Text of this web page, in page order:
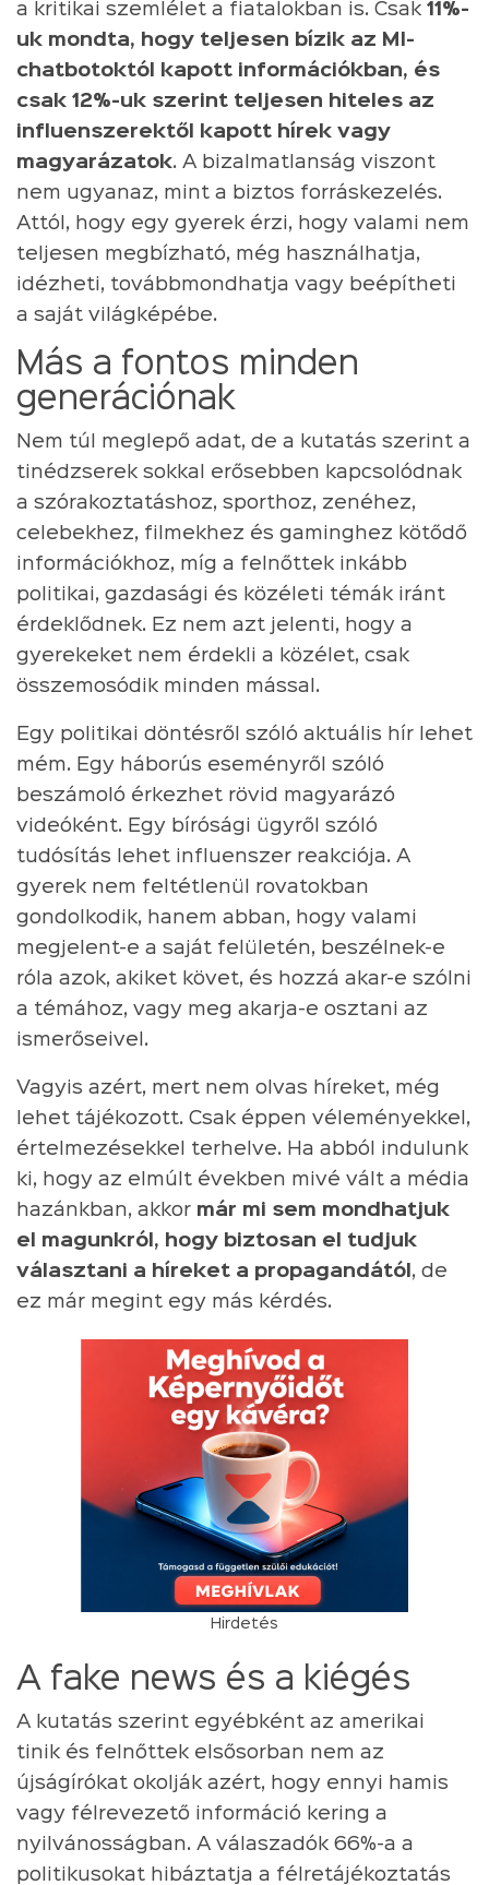
a kritikai szemlélet a fiatalokban is. Csak 11%-
uk mondta, hogy teljesen bízik az MI-
chatbotoktól kapott információkban, és
csak 12%-uk szerint teljesen hiteles az
influenszerektől kapott hírek vagy
magyarázatok. A bizalmatlanság viszont
nem ugyanaz, mint a biztos forráskezelés.
Attól, hogy egy gyerek érzi, hogy valami nem
teljesen megbízható, még használhatja,
idézheti, továbbmondhatja vagy beépítheti
a saját világképébe.
Más a fontos minden
generációnak
Nem túl meglepő adat, de a kutatás szerint a
tinédzserek sokkal erősebben kapcsolódnak
a szórakoztatáshoz, sporthoz, zenéhez,
celebekhez, filmekhez és gaminghez kötődő
információkhoz, míg a felnőttek inkább
politikai, gazdasági és közéleti témák iránt
érdeklődnek. Ez nem azt jelenti, hogy a
gyerekeket nem érdekli a közélet, csak
összemosódik minden mással.
Egy politikai döntésről szóló aktuális hír lehet
mém. Egy háborús eseményről szóló
beszámoló érkezhet rövid magyarázó
videóként. Egy bírósági ügyről szóló
tudósítás lehet influenszer reakciója. A
gyerek nem feltétlenül rovatokban
gondolkodik, hanem abban, hogy valami
megjelent-e a saját felületén, beszélnek-e
róla azok, akiket követ, és hozzá akar-e szólni
a témához, vagy meg akarja-e osztani az
ismerőseivel.
Vagyis azért, mert nem olvas híreket, még
lehet tájékozott. Csak éppen véleményekkel,
értelmezésekkel terhelve. Ha abból indulunk
ki, hogy az elmúlt években mivé vált a média
hazánkban, akkor már mi sem mondhatjuk
el magunkról, hogy biztosan el tudjuk
választani a híreket a propagandától , de
ez már megint egy más kérdés.
Hirdetés
A fake news és a kiégés
A kutatás szerint egyébként az amerikai
tinik és felnőttek elsősorban nem az
újságírókat okolják azért, hogy ennyi hamis
vagy félrevezető információ kering a
nyilvánosságban. A válaszadók 66%-a a
politikusokat hibáztatja a félretájékoztatás